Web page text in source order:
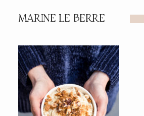
MARINE LE BERRE
HOME
PHOTOS